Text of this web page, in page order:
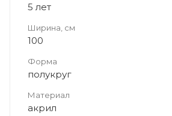
5 лет
Ширина, см
100
Форма
полукруг
Материал
акрил